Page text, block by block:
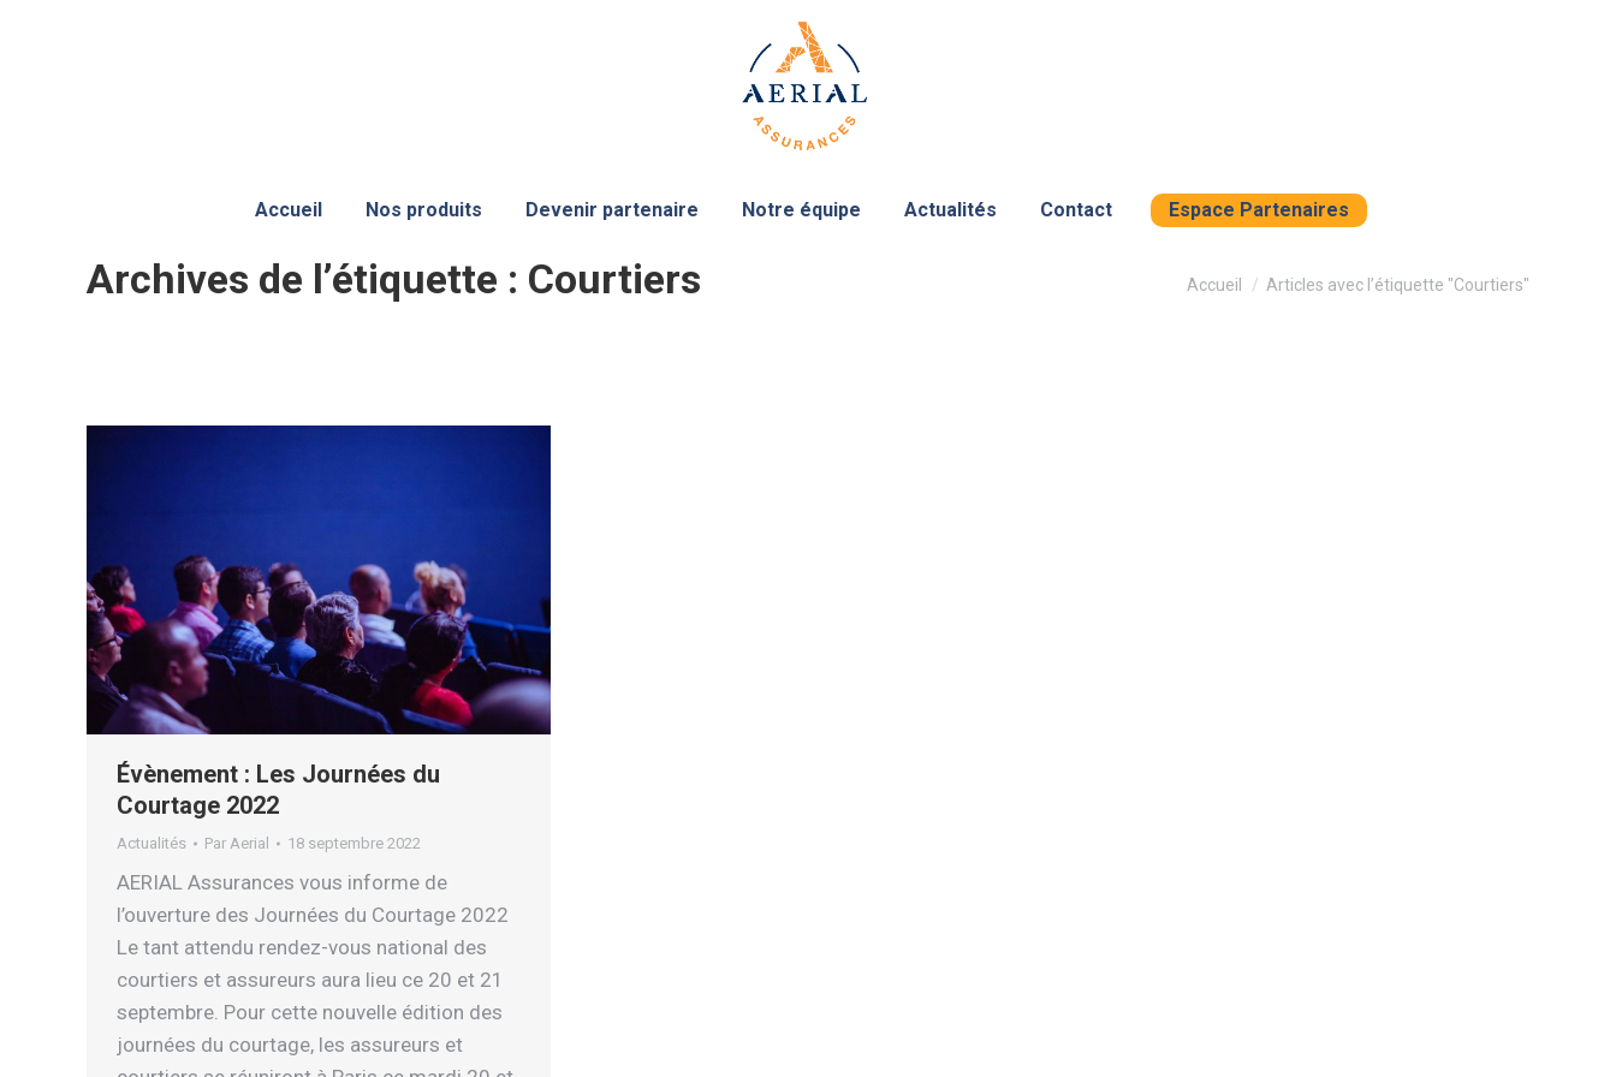
Accueil Nos produits Devenir partenaire Notre équipe Actualités Contact Espace Partenaires
Archives de l’étiquette : Courtiers Vous êtes ici :
Accueil Articles avec l’étiquette "Courtiers"
Évènement : Les Journées du
Courtage 2022
Actualités Par Aerial 18 septembre 2022
AERIAL Assurances vous informe de
l’ouverture des Journées du Courtage 2022
Le tant attendu rendez-vous national des
courtiers et assureurs aura lieu ce 20 et 21
septembre. Pour cette nouvelle édition des
journées du courtage, les assureurs et